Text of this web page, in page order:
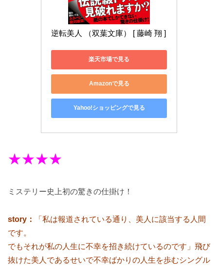
逆転美人 （双葉文庫） [ 藤崎 翔 ]
楽天市場で見る
Amazonで見る
Yahoo!ショッピングで見る
★★★★
ミステリー史上初の驚きの仕掛け！
story：
「私は報道されている通り、美人に該当する人間
です。
でもそれが私の人生に不幸を招き続けているのです」飛び
抜けた美人であるせいで不幸ばかりの人生を歩むシングル